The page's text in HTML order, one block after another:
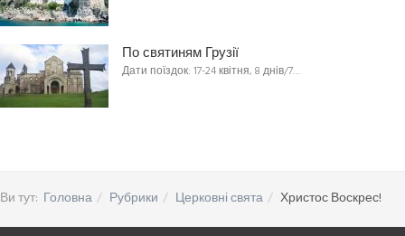
По святиням Грузії
Дати поїздок: 17-24 квітня, 8 днів/7…
Ви тут: Головна Рубрики Церковні свята Христос Воскрес!